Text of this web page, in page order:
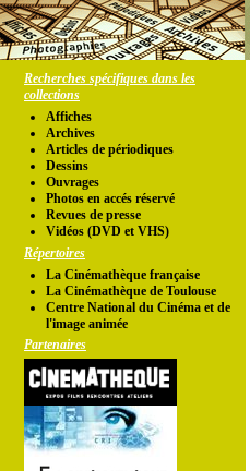
Recherches spécifiques dans les
collections
Affiches
Archives
Articles de périodiques
Dessins
Ouvrages
Photos en accés réservé
Revues de presse
Vidéos (DVD et VHS)
Répertoires
La Cinémathèque française
La Cinémathèque de Toulouse
Centre National du Cinéma et de
l'image animée
Partenaires